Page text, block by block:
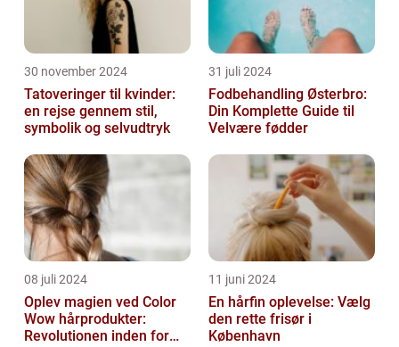
30 november 2024
Tatoveringer til kvinder:
en rejse gennem stil,
symbolik og selvudtryk
31 juli 2024
Fodbehandling Østerbro:
Din Komplette Guide til
Velvære fødder
08 juli 2024
Oplev magien ved Color
Wow hårprodukter:
Revolutionen inden for
11 juni 2024
En hårfin oplevelse: Vælg
den rette frisør i
København